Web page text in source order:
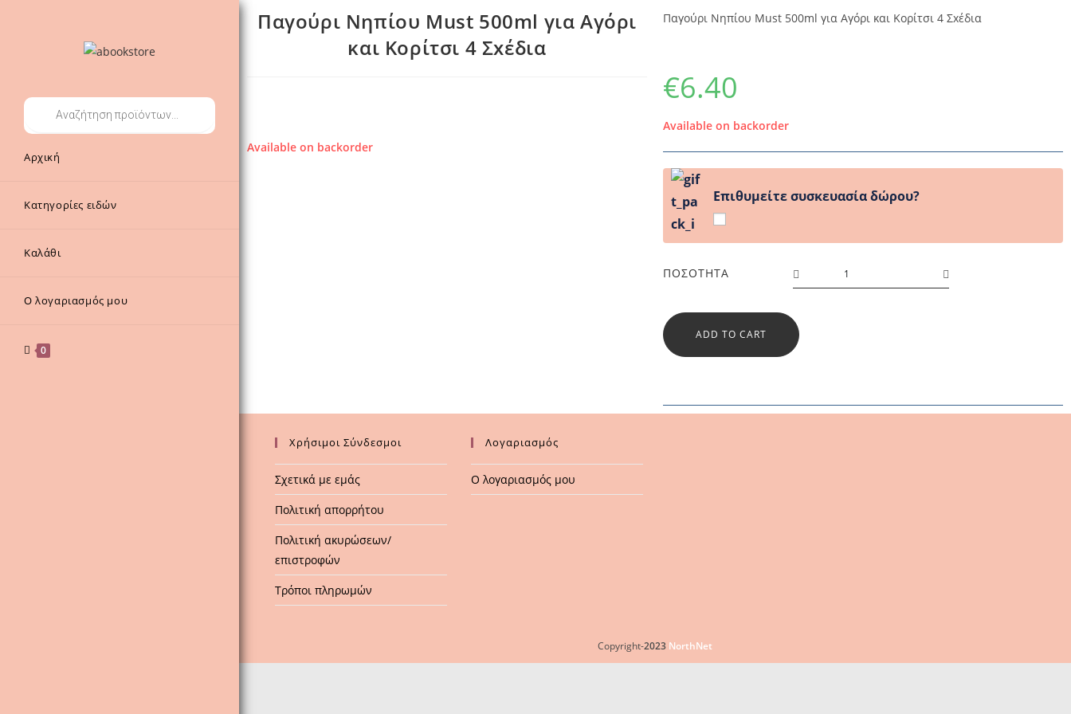
Products
search
Αρχική
Κατηγορίες ειδών
Καλάθι
Ο λογαριασμός μου
0
Παγούρι Νηπίου Must 500ml για Αγόρι
και Κορίτσι 4 Σxέδια
Available on backorder
Παγούρι Νηπίου Must 500ml για Αγόρι και Κορίτσι 4 Σxέδια
€6.40
Available on backorder
Επιθυμείτε συσκευασία δώρου?
ΠΟΣΌΤΗΤΑ
ADD TO CART
Χρήσιμοι Σύνδεσμοι
Σχετικά με εμάς
Πολιτική απορρήτου
Πολιτική ακυρώσεων/
επιστροφών
Τρόποι πληρωμών
Λογαριασμός
Ο λογαριασμός μου
Copyright-2023 NorthNet